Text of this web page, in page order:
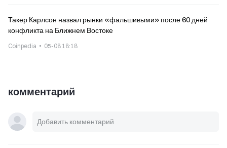
Такер Карлсон назвал рынки «фальшивыми» после 60 дней
конфликта на Ближнем Востоке
Coinpedia 05-08 18:18
комментарий